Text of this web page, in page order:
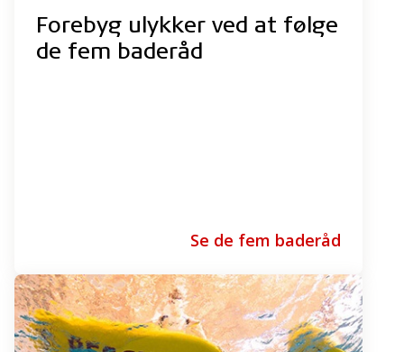
Forebyg ulykker ved at følge
de fem baderåd
Se de fem baderåd